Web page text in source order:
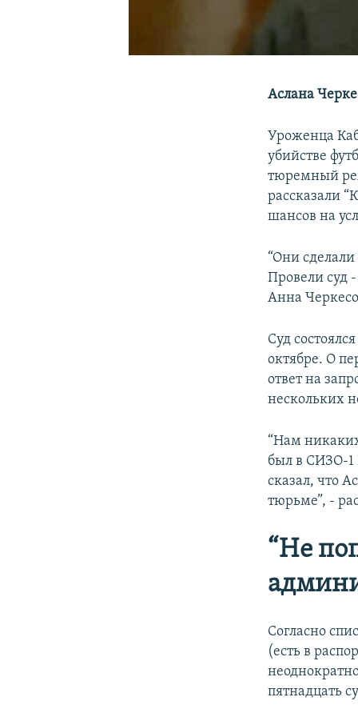
Аслана
Уроженца
убийстве
тюремный
рассказали
шансов на
“Они
Провели суд
Анна
Суд
октябре. О
ответ на
нескольких
“Нам
был в СИЗО-1
сказал, что
тюрьме”, -
“Не
Согласно
(есть в
пятнадцать